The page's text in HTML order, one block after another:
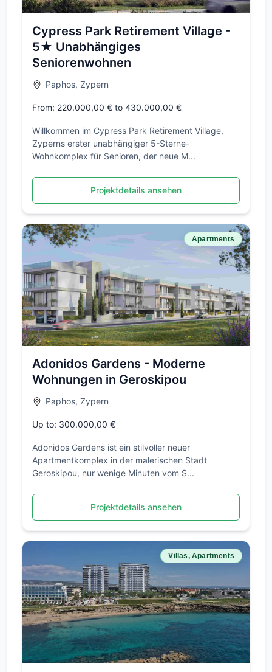
Cypress Park Retirement Village -
5★ Unabhängiges
Seniorenwohnen
Paphos, Zypern
From: 220.000,00 € to 430.000,00 €
Willkommen im Cypress Park Retirement Village,
Zyperns erster unabhängiger 5-Sterne-
Wohnkomplex für Senioren, der neue M...
Projektdetails ansehen
Apartments
Adonidos Gardens - Moderne
Wohnungen in Geroskipou
Paphos, Zypern
Up to: 300.000,00 €
Adonidos Gardens ist ein stilvoller neuer
Apartmentkomplex in der malerischen Stadt
Geroskipou, nur wenige Minuten vom S...
Projektdetails ansehen
Villas, Apartments